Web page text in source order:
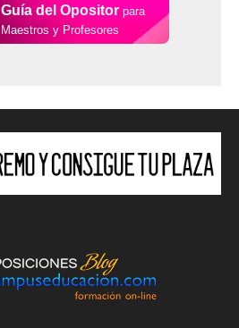
Guía del Opositor para
Maestros y Profesores